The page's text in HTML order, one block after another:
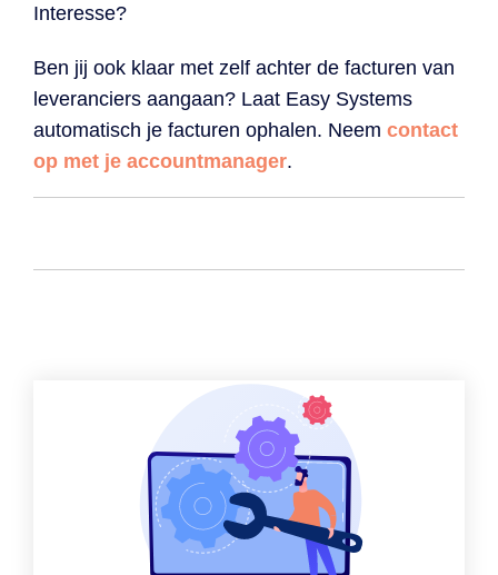
Interesse?
Ben jij ook klaar met zelf achter de facturen van
leveranciers aangaan? Laat Easy Systems
automatisch je facturen ophalen. Neem contact
op met je accountmanager.